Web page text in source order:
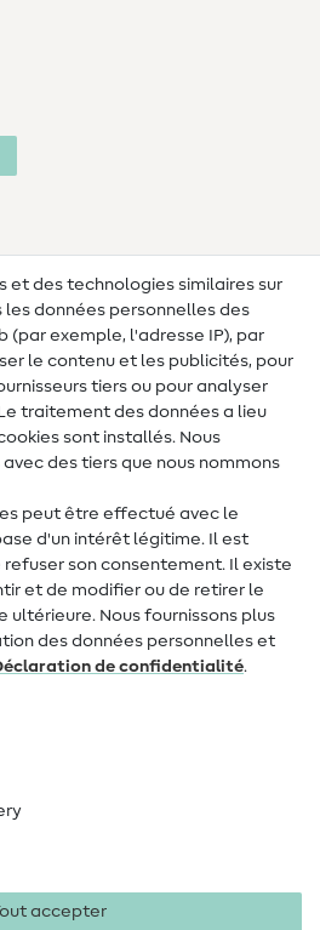
et des technologies similaires sur
données personnelles des
(par exemple, l'adresse IP), par
le contenu et les publicités, pour
tiers ou pour analyser
traitement des données a lieu
sont installés. Nous
des tiers que nous nommons
peut être effectué avec le
d'un intérêt légitime. Il est
son consentement. Il existe
et de modifier ou de retirer le
ultérieure. Nous fournissons plus
des données personnelles et
de confidentialité.
accepter